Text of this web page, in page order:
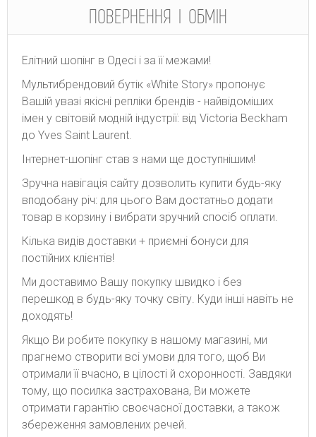
ПОВЕРНЕННЯ І ОБМІН
Елітний шопінг в Одесі і за її межами!
Мультибрендовий бутік «White Story» пропонує
Вашій увазі якісні репліки брендів - найвідоміших
імен у світовій модній індустрії: від Victoria Beckham
до Yves Saint Laurent.
Інтернет-шопінг став з нами ще доступнішим!
Зручна навігація сайту дозволить купити будь-яку
вподобану річ: для цього Вам достатньо додати
товар в корзину і вибрати зручний спосіб оплати.
Кілька видів доставки + приємні бонуси для
постійних клієнтів!
Ми доставимо Вашу покупку швидко і без
перешкод в будь-яку точку світу. Куди інші навіть не
доходять!
Якщо Ви робите покупку в нашому магазині, ми
прагнемо створити всі умови для того, щоб Ви
отримали її вчасно, в цілості й схоронності. Завдяки
тому, що посилка застрахована, Ви можете
отримати гарантію своєчасної доставки, а також
збереження замовлених речей.